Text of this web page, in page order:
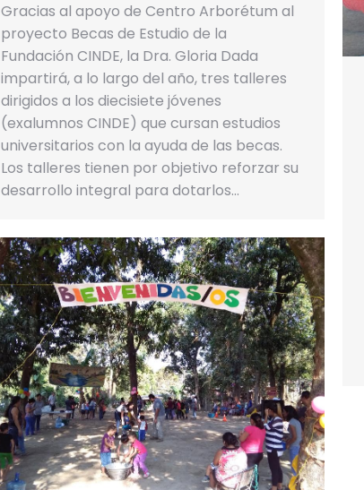
Gracias al apoyo de Centro Arborétum al
proyecto Becas de Estudio de la
Fundación CINDE, la Dra. Gloria Dada
impartirá, a lo largo del año, tres talleres
dirigidos a los diecisiete jóvenes
(exalumnos CINDE) que cursan estudios
universitarios con la ayuda de las becas.
Los talleres tienen por objetivo reforzar su
desarrollo integral para dotarlos…